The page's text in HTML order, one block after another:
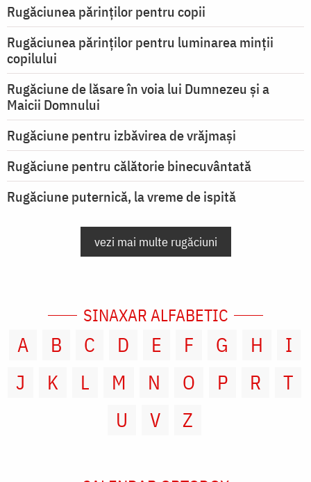
Rugăciunea părinților pentru copii
Rugăciunea părinților pentru luminarea minţii
copilului
Rugăciune de lăsare în voia lui Dumnezeu şi a
Maicii Domnului
Rugăciune pentru izbăvirea de vrăjmași
Rugăciune pentru călătorie binecuvântată
Rugăciune puternică, la vreme de ispită
vezi mai multe rugăciuni
SINAXAR ALFABETIC
A B C D E F G H
I
J
K L M N O P R
T
U
V Z